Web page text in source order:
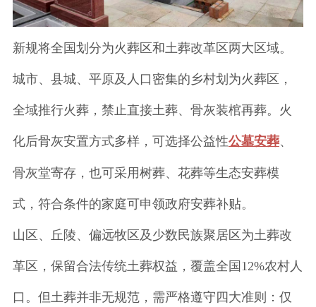
新规将全国划分为火葬区和土葬改革区两大区域。
城市、县城、平原及人口密集的乡村划为火葬区，
全域推行火葬，禁止直接土葬、骨灰装棺再葬。火
化后骨灰安置方式多样，可选择公益性公墓安葬、
骨灰堂寄存，也可采用树葬、花葬等生态安葬模
式，符合条件的家庭可申领政府安葬补贴。
山区、丘陵、偏远牧区及少数民族聚居区为土葬改
革区，保留合法传统土葬权益，覆盖全国12%农村人
口。但土葬并非无规范，需严格遵守四大准则：仅